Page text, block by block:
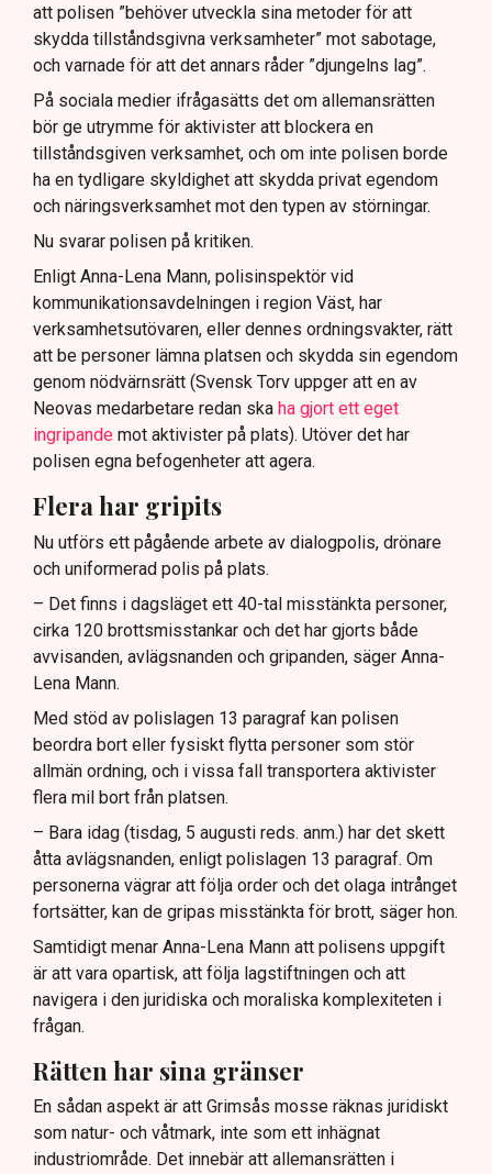
att polisen ”behöver utveckla sina metoder för att
skydda tillståndsgivna verksamheter” mot sabotage,
och varnade för att det annars råder ”djungelns lag”.
På sociala medier ifrågasätts det om allemansrätten
bör ge utrymme för aktivister att blockera en
tillståndsgiven verksamhet, och om inte polisen borde
ha en tydligare skyldighet att skydda privat egendom
och näringsverksamhet mot den typen av störningar.
Nu svarar polisen på kritiken.
Enligt Anna-Lena Mann, polisinspektör vid
kommunikationsavdelningen i region Väst, har
verksamhetsutövaren, eller dennes ordningsvakter, rätt
att be personer lämna platsen och skydda sin egendom
genom nödvärnsrätt (Svensk Torv uppger att en av
Neovas medarbetare redan ska ha gjort ett eget
ingripande mot aktivister på plats). Utöver det har
polisen egna befogenheter att agera.
Flera har gripits
Nu utförs ett pågående arbete av dialogpolis, drönare
och uniformerad polis på plats.
– Det finns i dagsläget ett 40-tal misstänkta personer,
cirka 120 brottsmisstankar och det har gjorts både
avvisanden, avlägsnanden och gripanden, säger Anna-
Lena Mann.
Med stöd av polislagen 13 paragraf kan polisen
beordra bort eller fysiskt flytta personer som stör
allmän ordning, och i vissa fall transportera aktivister
flera mil bort från platsen.
– Bara idag (tisdag, 5 augusti reds. anm.) har det skett
åtta avlägsnanden, enligt polislagen 13 paragraf. Om
personerna vägrar att följa order och det olaga intrånget
fortsätter, kan de gripas misstänkta för brott, säger hon.
Samtidigt menar Anna-Lena Mann att polisens uppgift
är att vara opartisk, att följa lagstiftningen och att
navigera i den juridiska och moraliska komplexiteten i
frågan.
Rätten har sina gränser
En sådan aspekt är att Grimsås mosse räknas juridiskt
som natur- och våtmark, inte som ett inhägnat
industriområde. Det innebär att allemansrätten i